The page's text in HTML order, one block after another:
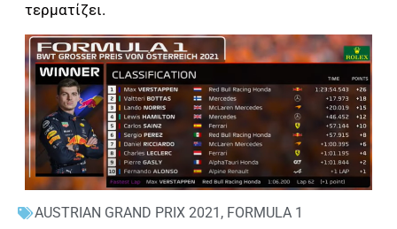
τερματίζει.
AUSTRIAN GRAND PRIX 2021 , FORMULA 1